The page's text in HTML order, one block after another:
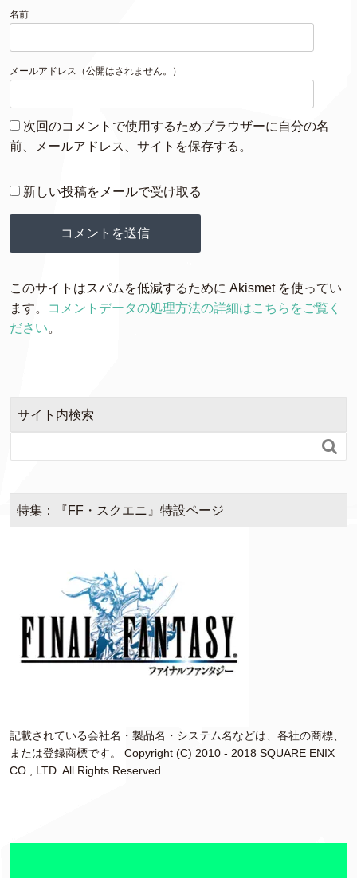
名前
メールアドレス（公開はされません。）
次回のコメントで使用するためブラウザーに自分の名
前、メールアドレス、サイトを保存する。
新しい投稿をメールで受け取る
このサイトはスパムを低減するために Akismet を使ってい
ます。
コメントデータの処理方法の詳細はこちらをご覧く
ださい。
サイト内検索

特集：『FF・スクエニ』特設ページ
記載されている会社名・製品名・システム名などは、各社の商標、
または登録商標です。 Copyright (C) 2010 - 2018 SQUARE ENIX
CO., LTD. All Rights Reserved.